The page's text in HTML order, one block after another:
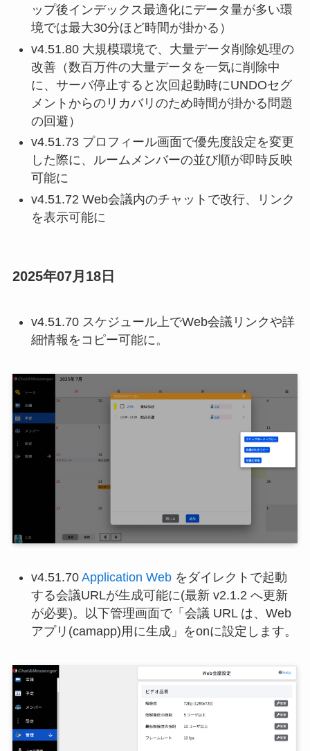
ップ後インデックス最適化にデータ量が多い環
境では最大30分ほど時間が掛かる）
v4.51.80 大規模環境で、大量データ削除処理の
改善（数百万件の大量データを一気に削除中
に、サーバ停止すると次回起動時にUNDOセグ
メントからのリカバリのため時間が掛かる問題
の回避）
v4.51.73 プロフィール画面で優先度設定を変更
した際に、ルームメンバーの並び順が即時反映
可能に
v4.51.72 Web会議内のチャットで改行、リンク
を表示可能に
2025年07月18日
v4.51.70 スケジュール上でWeb会議リンクや詳
細情報をコピー可能に。
v4.51.70 Application Webをダイレクトで起動
する会議URLが生成可能に(最新 v2.1.2 へ更新
が必要)。以下管理画面で「会議 URL は、Web
アプリ(camapp)用に生成」をonに設定します。